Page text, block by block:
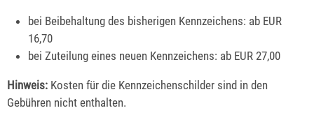
bei Beibehaltung des bisherigen Kennzeichens: ab EUR
16,70
bei Zuteilung eines neuen Kennzeichens: ab EUR 27,00
Hinweis: Kosten für die Kennzeichenschilder sind in den
Gebühren nicht enthalten.